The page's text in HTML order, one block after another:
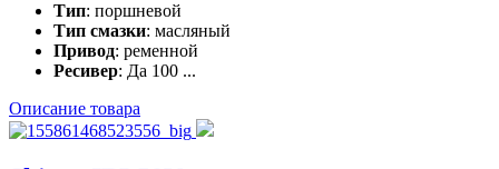
Тип: поршневой
Тип смазки: масляный
Привод: ременной
Ресивер: Да 100 ...
Описание товара